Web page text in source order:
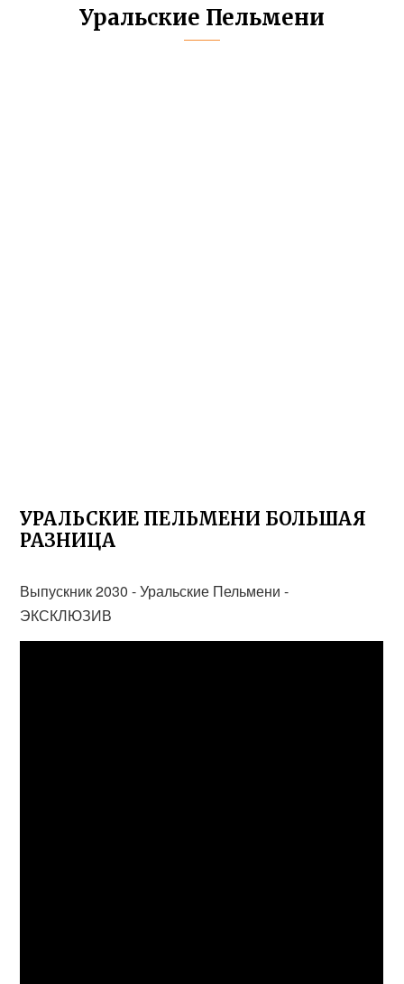
Уральские Пельмени
УРАЛЬСКИЕ ПЕЛЬМЕНИ БОЛЬШАЯ
РАЗНИЦА
Выпускник 2030 - Уральские Пельмени -
ЭКСКЛЮЗИВ